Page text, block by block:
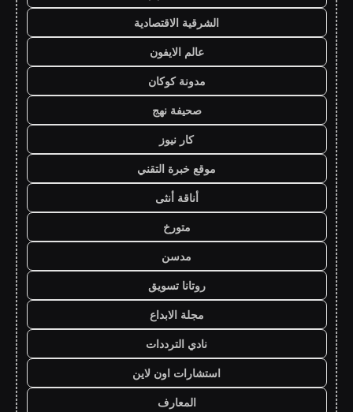
الشرقية الاقتصادية
عالم الايفون
مدونة كوكان
صحيفة نهج
كار نيوز
موقع خبرة التقني
أناقة أنثى
متورخ
مدسن
روتانا تسويق
مجلة الابداع
نادي الترددات
استشارات اون لاين
المعارف